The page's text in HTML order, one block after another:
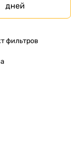
дней
фильтров